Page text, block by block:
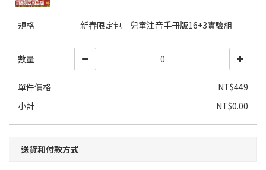
規格 新春限定包│兒童注音手冊版16+3實驗組
數量
單件價格
NT$449
小計
NT$0.00
送貨和付款方式